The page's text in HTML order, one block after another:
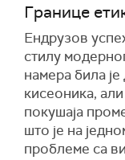
Границе
Ендрузов
стилу
намера била
кисеоника,
покушаја
што је на
проблеме са